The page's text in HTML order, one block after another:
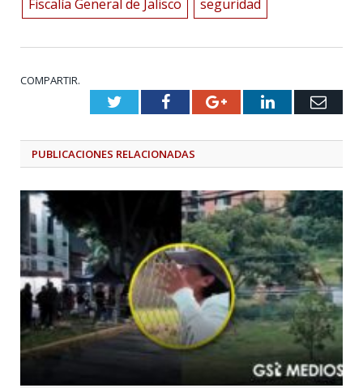
Fiscalía General de Jalisco
seguridad
COMPARTIR.
TwitterFacebookGoogle+LinkedIn
PUBLICACIONES RELACIONADAS